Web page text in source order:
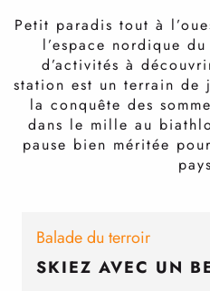
Petit paradis tout à
l’espace nordique
d’activités à
station est un terrain de
la conquête des
dans le mille au
pause bien méritée
Balade du terroir
SKIEZ AVEC UN